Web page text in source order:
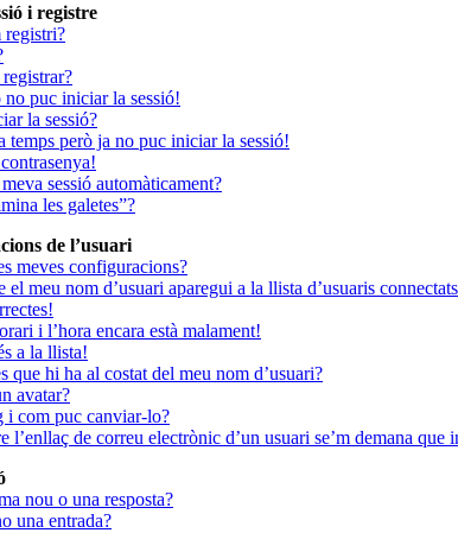
i registre
registri?
no puc iniciar la sessió!
la sessió?
temps però ja no puc iniciar la sessió!
sessió automàticament?
les galetes”?
de l’usuari
meves configuracions?
meu nom d’usuari aparegui a la llista d’usuaris
i l’hora encara està malament!
a la llista!
que hi ha al costat del meu nom d’usuari?
avatar?
i com puc canviar-lo?
l’enllaç de correu electrònic d’un usuari se’m demana que
nou o una resposta?
una entrada?